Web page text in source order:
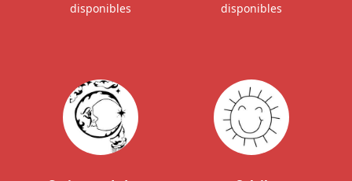
disponibles
disponibles